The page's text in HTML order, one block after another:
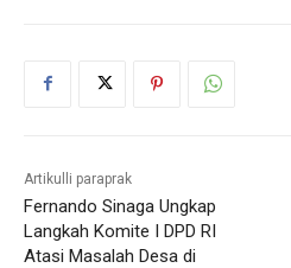
Artikulli paraprak
Fernando Sinaga Ungkap
Langkah Komite I DPD RI
Atasi Masalah Desa di